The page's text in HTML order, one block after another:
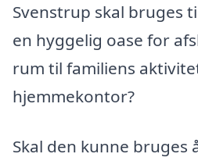
Svenstrup skal bruges
en hyggelig oase for
rum til familiens
hjemmekontor?
Skal den kunne